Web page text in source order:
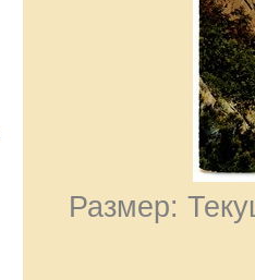
Размер: